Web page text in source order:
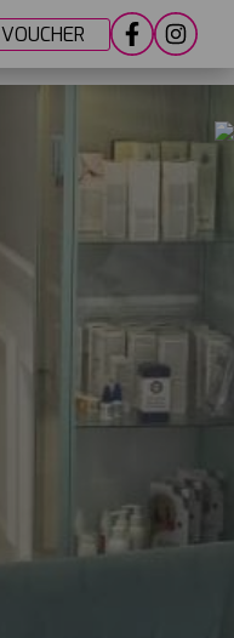
VOUCHER